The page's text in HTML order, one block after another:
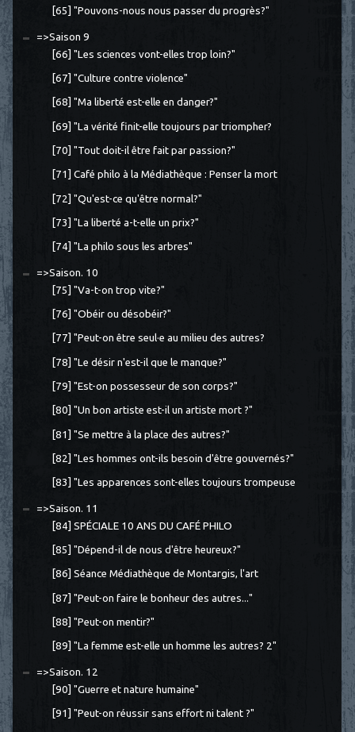
[65] "Pouvons-nous nous passer du progrès?"
=>Saison 9
[66] "Les sciences vont-elles trop loin?"
[67] "Culture contre violence"
[68] "Ma liberté est-elle en danger?"
[69] "La vérité finit-elle toujours par triompher?
[70] "Tout doit-il être fait par passion?"
[71] Café philo à la Médiathèque : Penser la mort
[72] "Qu'est-ce qu'être normal?"
[73] "La liberté a-t-elle un prix?"
[74] "La philo sous les arbres"
=>Saison. 10
[75] "Va-t-on trop vite?"
[76] "Obéir ou désobéir?"
[77] "Peut-on être seul·e au milieu des autres?
[78] "Le désir n'est-il que le manque?"
[79] "Est-on possesseur de son corps?"
[80] "Un bon artiste est-il un artiste mort ?"
[81] "Se mettre à la place des autres?"
[82] "Les hommes ont-ils besoin d'être gouvernés?"
[83] "Les apparences sont-elles toujours trompeuse
=>Saison. 11
[84] SPÉCIALE 10 ANS DU CAFÉ PHILO
[85] "Dépend-il de nous d'être heureux?"
[86] Séance Médiathèque de Montargis, l'art
[87] "Peut-on faire le bonheur des autres..."
[88] "Peut-on mentir?"
[89] "La femme est-elle un homme les autres? 2"
=>Saison. 12
[90] "Guerre et nature humaine"
[91] "Peut-on réussir sans effort ni talent ?"